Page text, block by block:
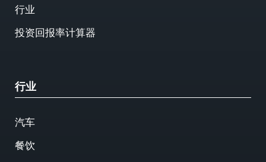
行业
投资回报率计算器
行业
汽车
餐饮